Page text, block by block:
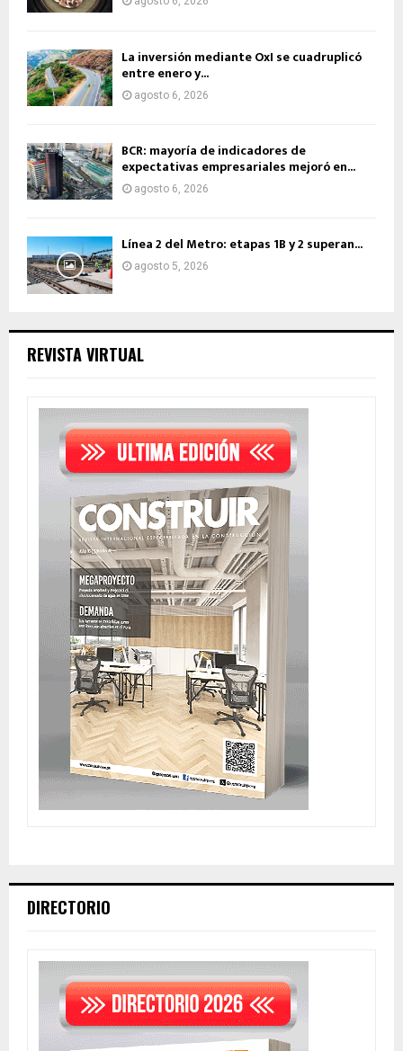
La inversión mediante OxI se cuadruplicó
entre enero y...
agosto 6, 2026
BCR: mayoría de indicadores de
expectativas empresariales mejoró en...
agosto 6, 2026
Línea 2 del Metro: etapas 1B y 2 superan...
agosto 5, 2026
REVISTA VIRTUAL
DIRECTORIO